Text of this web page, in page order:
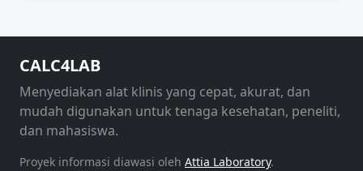
CALC4LAB
Menyediakan alat klinis yang cepat, akurat, dan
mudah digunakan untuk tenaga kesehatan, peneliti,
dan mahasiswa.
Proyek informasi diawasi oleh Attia Laboratory.